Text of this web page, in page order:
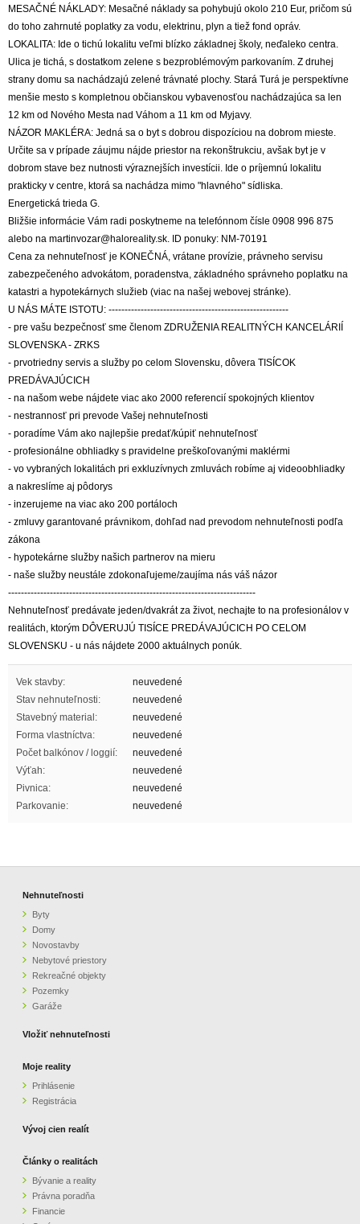
MESAČNÉ NÁKLADY: Mesačné náklady sa pohybujú okolo 210 Eur, pričom sú
do toho zahrnuté poplatky za vodu, elektrinu, plyn a tiež fond opráv.
LOKALITA: Ide o tichú lokalitu veľmi blízko základnej školy, neďaleko centra.
Ulica je tichá, s dostatkom zelene s bezproblémovým parkovaním. Z druhej
strany domu sa nachádzajú zelené trávnaté plochy. Stará Turá je perspektívne
menšie mesto s kompletnou občianskou vybavenosťou nachádzajúca sa len
12 km od Nového Mesta nad Váhom a 11 km od Myjavy.
NÁZOR MAKLÉRA: Jedná sa o byt s dobrou dispozíciou na dobrom mieste.
Určite sa v prípade záujmu nájde priestor na rekonštrukciu, avšak byt je v
dobrom stave bez nutnosti výraznejších investícii. Ide o príjemnú lokalitu
prakticky v centre, ktorá sa nachádza mimo "hlavného" sídliska.
Energetická trieda G.
Bližšie informácie Vám radi poskytneme na telefónnom čísle 0908 996 875
alebo na martinvozar@haloreality.sk. ID ponuky: NM-70191
Cena za nehnuteľnosť je KONEČNÁ, vrátane provízie, právneho servisu
zabezpečeného advokátom, poradenstva, základného správneho poplatku na
katastri a hypotekárnych služieb (viac na našej webovej stránke).
U NÁS MÁTE ISTOTU: --------------------------------------------------------
- pre vašu bezpečnosť sme členom ZDRUŽENIA REALITNÝCH KANCELÁRIÍ
SLOVENSKA - ZRKS
- prvotriedny servis a služby po celom Slovensku, dôvera TISÍCOK
PREDÁVAJÚCICH
- na našom webe nájdete viac ako 2000 referencií spokojných klientov
- nestrannosť pri prevode Vašej nehnuteľnosti
- poradíme Vám ako najlepšie predať/kúpiť nehnuteľnosť
- profesionálne obhliadky s pravidelne preškoľovanými maklérmi
- vo vybraných lokalitách pri exkluzívnych zmluvách robíme aj videoobhliadky
a nakreslíme aj pôdorys
- inzerujeme na viac ako 200 portáloch
- zmluvy garantované právnikom, dohľad nad prevodom nehnuteľnosti podľa
zákona
- hypotekárne služby našich partnerov na mieru
- naše služby neustále zdokonaľujeme/zaujíma nás váš názor
-----------------------------------------------------------------------------
Nehnuteľnosť predávate jeden/dvakrát za život, nechajte to na profesionálov v
realitách, ktorým DÔVERUJÚ TISÍCE PREDÁVAJÚCICH PO CELOM
SLOVENSKU - u nás nájdete 2000 aktuálnych ponúk.
Vek stavby:
neuvedené
Stav nehnuteľnosti:
neuvedené
Stavebný material:
neuvedené
Forma vlastníctva:
neuvedené
Počet balkónov / loggií:
neuvedené
Výťah:
neuvedené
Pivnica:
neuvedené
Parkovanie:
neuvedené
Nehnuteľnosti
Byty
Domy
Novostavby
Nebytové priestory
Rekreačné objekty
Pozemky
Garáže
Vložiť nehnuteľnosti
Moje reality
Prihlásenie
Registrácia
Vývoj cien realít
Články o realitách
Bývanie a reality
Právna poradňa
Financie